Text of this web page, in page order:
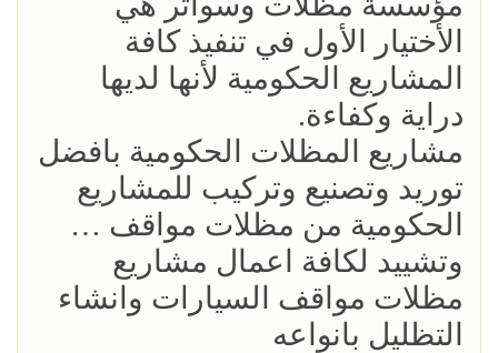
الأختيار الأول في تنفيذ كافة
المشاريع الحكومية لأنها لديها
دراية وكفاءة.
مشاريع المظلات الحكومية بافضل
توريد وتصنيع وتركيب للمشاريع
الحكومية من مظلات مواقف …
وتشييد لكافة اعمال مشاريع
مظلات مواقف السيارات وانشاء
التظليل بانواعه